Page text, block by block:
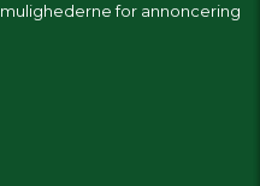
mulighederne for annoncering